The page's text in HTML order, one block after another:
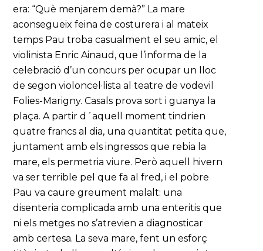
era: “Què menjarem demà?” La mare
aconsegueix feina de costurera i al mateix
temps Pau troba casualment el seu amic, el
violinista Enric Ainaud, que l’informa de la
celebració d’un concurs per ocupar un lloc
de segon violoncel·lista al teatre de vodevil
Folies-Marigny. Casals prova sort i guanya la
plaça. A partir d´aquell moment tindrien
quatre francs al dia, una quantitat petita que,
juntament amb els ingressos que rebia la
mare, els permetria viure. Però aquell hivern
va ser terrible pel que fa al fred, i el pobre
Pau va caure greument malalt: una
disenteria complicada amb una enteritis que
ni els metges no s’atrevien a diagnosticar
amb certesa. La seva mare, fent un esforç